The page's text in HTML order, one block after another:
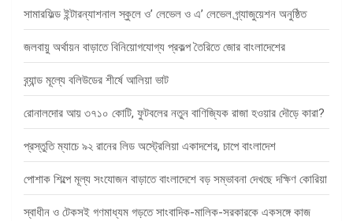
সামারফিল্ড ইন্টারন্যাশনাল স্কুলে ও’ লেভেল ও এ’ লেভেল গ্র্যাজুয়েশন অনুষ্ঠিত
জলবায়ু অর্থায়ন বাড়াতে বিনিয়োগযোগ্য প্রকল্প তৈরিতে জোর বাংলাদেশের
ব্র্যান্ড মূল্যে বলিউডের শীর্ষে আলিয়া ভাট
রোনালদোর আয় ৩৭১০ কোটি, ফুটবলের নতুন বাণিজ্যিক রাজা হওয়ার দৌড়ে কারা?
প্রস্তুতি ম্যাচে ৯২ রানের লিড অস্ট্রেলিয়া একাদশের, চাপে বাংলাদেশ
পোশাক শিল্পে মূল্য সংযোজন বাড়াতে বাংলাদেশে বড় সম্ভাবনা দেখছে দক্ষিণ কোরিয়া
স্বাধীন ও টেকসই গণমাধ্যম গড়তে সাংবাদিক-মালিক-সরকারকে একসঙ্গে কাজ